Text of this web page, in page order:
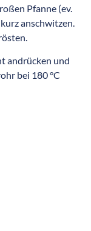
Pfanne (ev.
anschwitzen.
andrücken und
bei 180 °C